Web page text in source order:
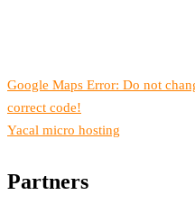
Google Maps Error: Do not
correct code!
Yacal micro hosting
Partners